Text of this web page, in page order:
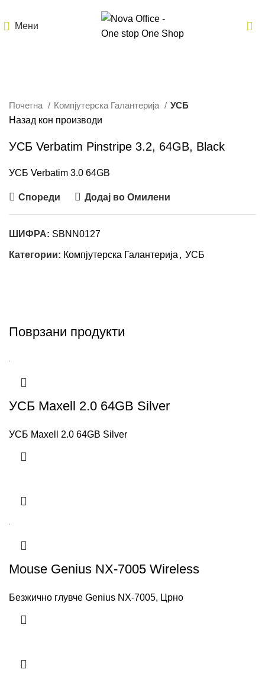
Мени
Почетна Компјутерска Галантерија
УСБ
Назад кон производи
УСБ Verbatim Pinstripe 3.2, 64GB, Black
УСБ Verbatim 3.0 64GB
Спореди Додај во Омилени
ШИФРА: SBNN0127
Категории: Компјутерска Галантерија , УСБ
Поврзани продукти
УСБ Maxell 2.0 64GB Silver
УСБ Maxell 2.0 64GB Silver
Mouse Genius NX-7005 Wireless
Безжично глувче Genius NX-7005, Црно